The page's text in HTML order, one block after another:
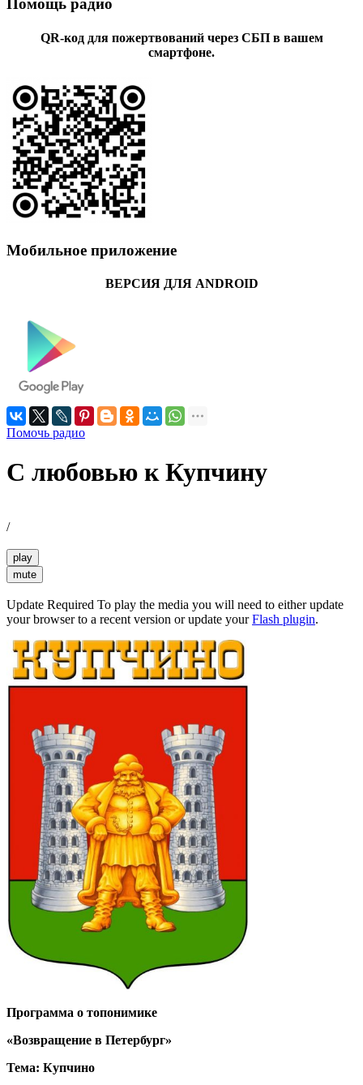
Помощь радио
QR-код для пожертвований через СБП в вашем
смартфоне.
Мобильное приложение
ВЕРСИЯ ДЛЯ ANDROID
Помочь радио
С любовью к Купчину
/
play
mute
Update Required To play the media you will need to either update
your browser to a recent version or update yourFlash plugin.
Программа о топонимике
«Возвращение в Петербург»
Тема: Купчино